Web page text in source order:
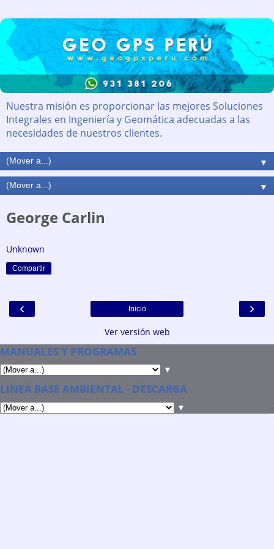
Nuestra misión es proporcionar las mejores Soluciones
Integrales en Ingeniería y Geomática adecuadas a las
necesidades de nuestros clientes.
▼
▼
George Carlin
Unknown
Compartir
‹ ›
Inicio
Ver versión web
MANUALES Y PROGRAMAS
▼
LINEA BASE AMBIENTAL - DESCARGA
▼